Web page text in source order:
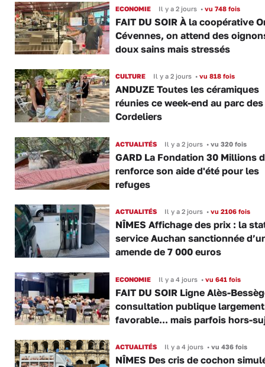
ECONOMIE Il y a 2 jours •vu 748 fois
FAIT DU SOIR À la coopérative
Cévennes, on attend des
doux sains mais stressés
CULTURE Il y a 2 jours •vu 818 fois
ANDUZE Toutes les céramiques
réunies ce week-end au parc des
Cordeliers
ACTUALITÉS Il y a 2 jours •vu 320 fois
GARD La Fondation 30 Millions
renforce son aide d'été pour les
refuges
ACTUALITÉS Il y a 2 jours •vu 2106 fois
NÎMES Affichage des prix : la
service Auchan sanctionnée
amende de 7 000 euros
ECONOMIE Il y a 4 jours •vu 641 fois
FAIT DU SOIR Ligne Alès-
consultation publique largement
favorable... mais parfois hors-
ACTUALITÉS Il y a 4 jours •vu 436 fois
NÎMES Des cris de cochon